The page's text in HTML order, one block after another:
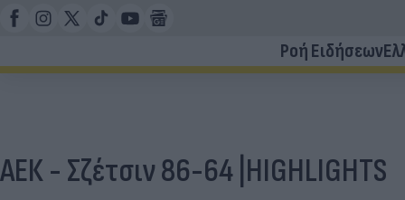
Ροή Ειδήσεων
ΑΕΚ - Σζέτσιν 86-64 |HIGHLIGHTS